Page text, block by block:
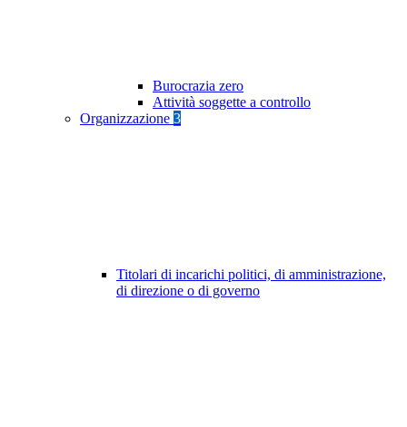
Burocrazia zero
Attività soggette a controllo
Organizzazione 3
Titolari di incarichi politici, di amministrazione,
di direzione o di governo